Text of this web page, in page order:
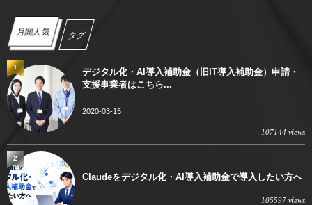
月間人気 タグ
デジタル化・AI導入補助金（旧IT導入補助金）申請・
支援事業者はこちら...
2020-03-15
107144 views
1
Claudeをデジタル化・AI導入補助金で導入したい方へ
105597 views
2